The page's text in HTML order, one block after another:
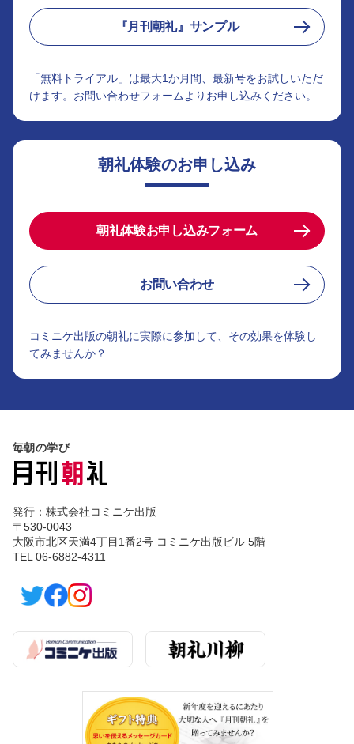
『月刊朝礼』サンプル
「無料トライアル」は最大1か月間、最新号をお試しいただ
けます。お問い合わせフォームよりお申し込みください。
朝礼体験のお申し込み
朝礼体験お申し込みフォーム
お問い合わせ
コミニケ出版の朝礼に実際に参加して、その効果を体験し
てみませんか？
毎朝の学び
発行：株式会社コミニケ出版
〒530-0043
大阪市北区天満4丁目1番2号 コミニケ出版ビル 5階
TEL 06-6882-4311